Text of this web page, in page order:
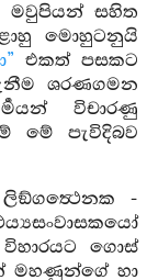
මවුපියන් සහිත
මොහුටනුයි
එකත් පසකට
ශරණගමන
විචාරණු
මේ පැවිදිබව
-
ගොස්
මහණුන්ගේ හා